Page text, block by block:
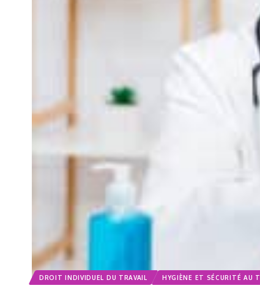
DROIT INDIVIDUEL DU TRAVAIL HYGIÈNE ET SÉCURITÉ AU